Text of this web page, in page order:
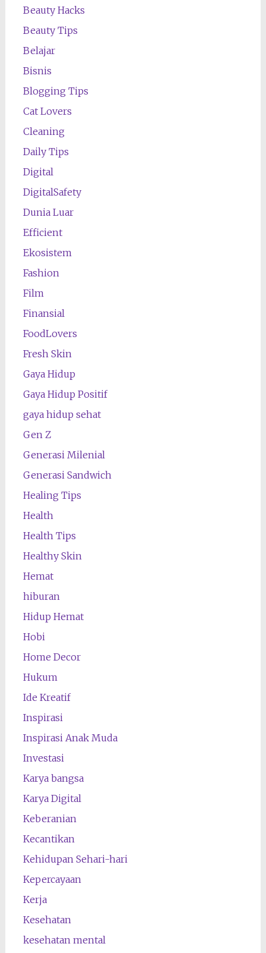
Beauty Hacks
Beauty Tips
Belajar
Bisnis
Blogging Tips
Cat Lovers
Cleaning
Daily Tips
Digital
DigitalSafety
Dunia Luar
Efficient
Ekosistem
Fashion
Film
Finansial
FoodLovers
Fresh Skin
Gaya Hidup
Gaya Hidup Positif
gaya hidup sehat
Gen Z
Generasi Milenial
Generasi Sandwich
Healing Tips
Health
Health Tips
Healthy Skin
Hemat
hiburan
Hidup Hemat
Hobi
Home Decor
Hukum
Ide Kreatif
Inspirasi
Inspirasi Anak Muda
Investasi
Karya bangsa
Karya Digital
Keberanian
Kecantikan
Kehidupan Sehari-hari
Kepercayaan
Kerja
Kesehatan
kesehatan mental